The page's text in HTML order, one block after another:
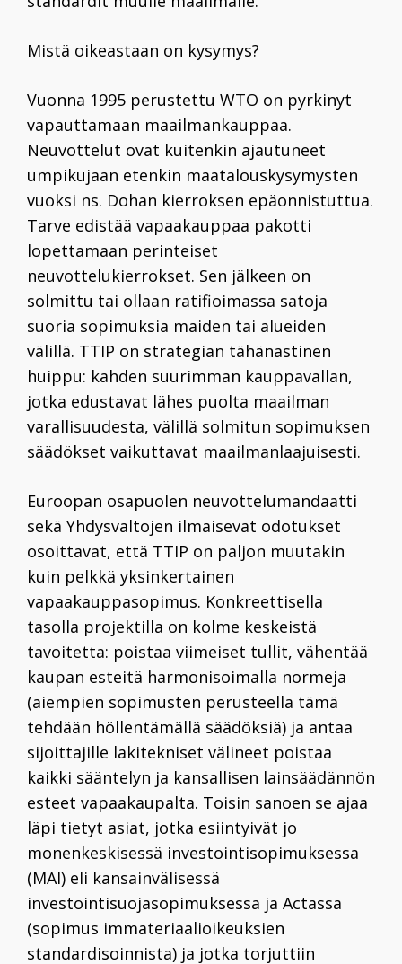
Mistä oikeastaan on kysymys?
Vuonna 1995 perustettu WTO on pyrkinyt
vapauttamaan maailmankauppaa.
Neuvottelut ovat kuitenkin ajautuneet
umpikujaan etenkin maatalouskysymysten
vuoksi ns. Dohan kierroksen epäonnistuttua.
Tarve edistää vapaakauppaa pakotti
lopettamaan perinteiset
neuvottelukierrokset. Sen jälkeen on
solmittu tai ollaan ratifioimassa satoja
suoria sopimuksia maiden tai alueiden
välillä. TTIP on strategian tähänastinen
huippu: kahden suurimman kauppavallan,
jotka edustavat lähes puolta maailman
varallisuudesta, välillä solmitun sopimuksen
säädökset vaikuttavat maailmanlaajuisesti.
Euroopan osapuolen neuvottelumandaatti
sekä Yhdysvaltojen ilmaisevat odotukset
osoittavat, että TTIP on paljon muutakin
kuin pelkkä yksinkertainen
vapaakauppasopimus. Konkreettisella
tasolla projektilla on kolme keskeistä
tavoitetta: poistaa viimeiset tullit, vähentää
kaupan esteitä harmonisoimalla normeja
(aiempien sopimusten perusteella tämä
tehdään höllentämällä säädöksiä) ja antaa
sijoittajille lakitekniset välineet poistaa
kaikki sääntelyn ja kansallisen lainsäädännön
esteet vapaakaupalta. Toisin sanoen se ajaa
läpi tietyt asiat, jotka esiintyivät jo
monenkeskisessä investointisopimuksessa
(MAI) eli kansainvälisessä
investointisuojasopimuksessa ja Actassa
(sopimus immateriaalioikeuksien
standardisoinnista) ja jotka torjuttiin